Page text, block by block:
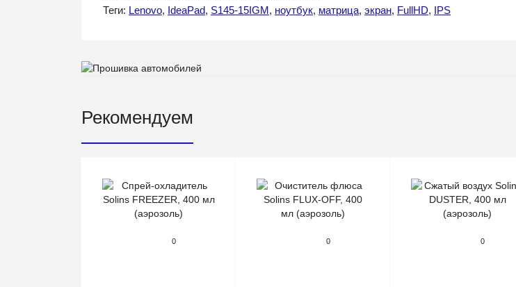
Теги: Lenovo, IdeaPad, S145-15IGM, ноутбук, матрица, экран, FullHD, IPS
Рекомендуем
0 0 0